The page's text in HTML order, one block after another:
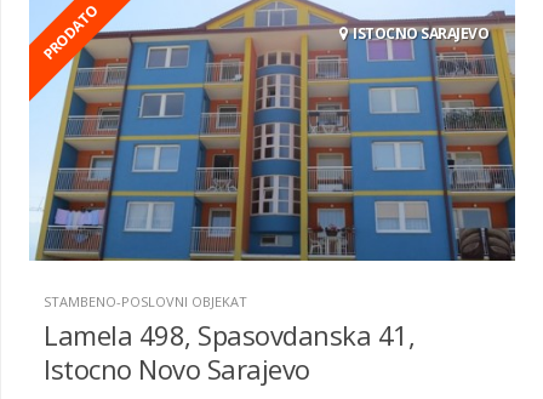
PRODATO ISTOCNO SARAJEVO
STAMBENO-POSLOVNI OBJEKAT
Lamela 498, Spasovdanska 41,
Istocno Novo Sarajevo